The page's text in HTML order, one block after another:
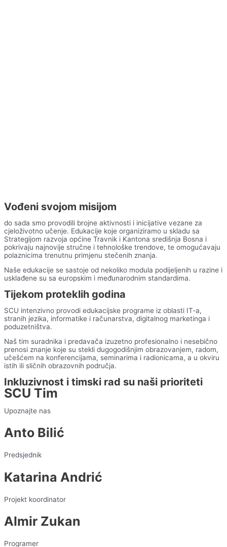
Vođeni svojom misijom
do sada smo provodili brojne aktivnosti i inicijative vezane za
cjeloživotno učenje. Edukacije koje organiziramo u skladu sa
Strategijom razvoja općine Travnik i Kantona središnja Bosna i
pokrivaju najnovije stručne i tehnološke trendove, te omogućavaju
polaznicima trenutnu primjenu stečenih znanja.
Naše edukacije se sastoje od nekoliko modula podijeljenih u razine i
usklađene su sa europskim i međunarodnim standardima.
Tijekom proteklih godina
SCU intenzivno provodi edukacijske programe iz oblasti IT-a,
stranih jezika, informatike i računarstva, digitalnog marketinga i
poduzetništva.
Naš tim suradnika i predavača izuzetno profesionalno i nesebično
prenosi znanje koje su stekli dugogodišnjim obrazovanjem, radom,
učešćem na konferencijama, seminarima i radionicama, a u okviru
istih ili sličnih obrazovnih područja.
Inkluzivnost i timski rad su naši prioriteti
SCU Tim
Upoznajte nas
Anto Bilić
Predsjednik
Katarina Andrić
Projekt koordinator
Almir Zukan
Programer